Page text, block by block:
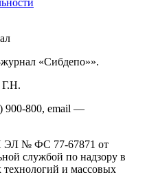
«Сибдепо»».
Г.Н.
900-800, email —
ЭЛ № ФС 77-67871 от
службой по надзору в
и массовых